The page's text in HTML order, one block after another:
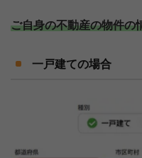
ご自身の不動産の物件の
一戸建ての場合